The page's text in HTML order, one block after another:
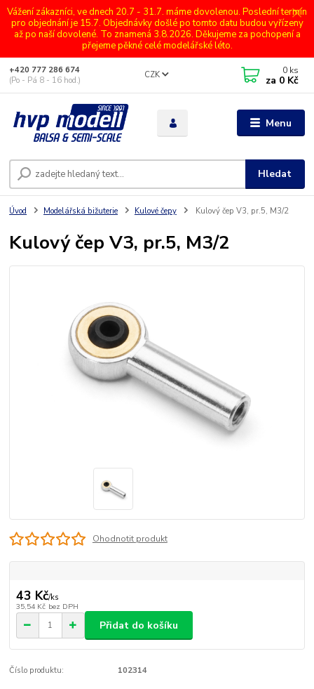
Vážení zákazníci, ve dnech 20.7 - 31.7. máme dovolenou. Poslední termín
pro objednání je 15.7. Objednávky došlé po tomto datu budou vyřízeny
až po naší dovolené. To znamená 3.8.2026. Děkujeme za pochopení a
přejeme pěkné celé modelářské léto.
Menu
CZK
Hledat
+420 777 286 674
(Po - Pá 8 - 16 hod.)
0 ks
za 0 Kč
Úvod Modelářská bižuterie Kulové čepy Kulový čep V3, pr.5, M3/2
Kulový čep V3, pr.5, M3/2
Ohodnotit produkt
43 Kč/ks
35,54 Kč bez DPH
Přidat do košíku
Číslo produktu: 102314